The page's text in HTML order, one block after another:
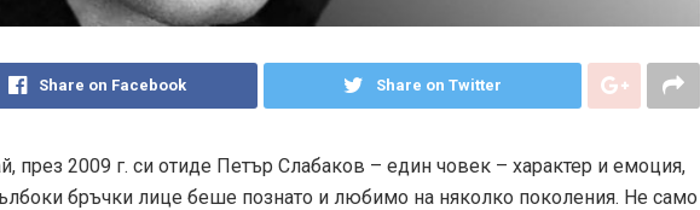
Share on Facebook Share on Twitter
през 2009 г. си отиде Петър Слабаков – един човек – характер и емоция,
бръчки лице беше познато и любимо на няколко поколения. Не само